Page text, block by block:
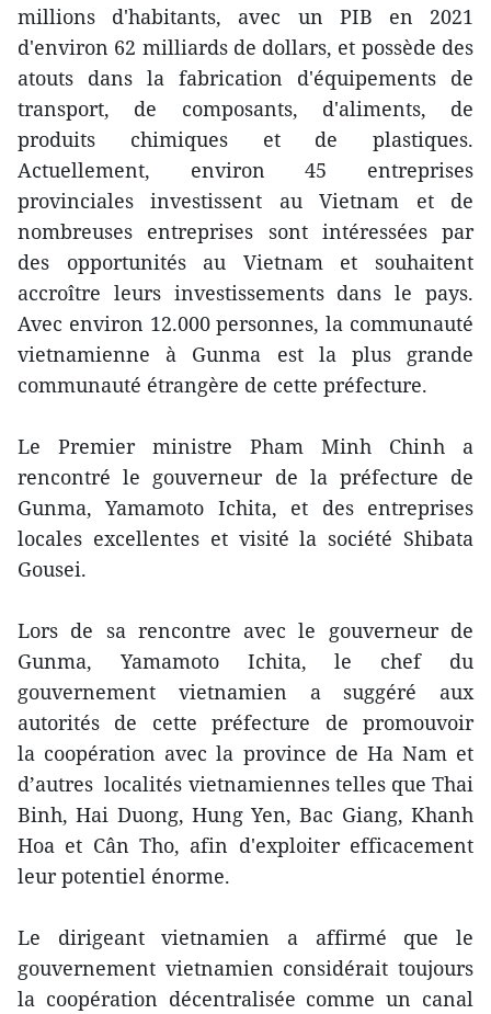
millions d'habitants, avec un PIB en 2021
d'environ 62 milliards de dollars, et possède des
atouts dans la fabrication d'équipements de
transport, de composants, d'aliments, de
produits chimiques et de plastiques.
Actuellement, environ 45 entreprises
provinciales investissent au Vietnam et de
nombreuses entreprises sont intéressées par
des opportunités au Vietnam et souhaitent
accroître leurs investissements dans le pays.
Avec environ 12.000 personnes, la communauté
vietnamienne à Gunma est la plus grande
communauté étrangère de cette préfecture.
Le Premier ministre Pham Minh Chinh a
rencontré le gouverneur de la préfecture de
Gunma, Yamamoto Ichita, et des entreprises
locales excellentes et visité la société Shibata
Gousei.
Lors de sa rencontre avec le gouverneur de
Gunma, Yamamoto Ichita, le chef du
gouvernement vietnamien a suggéré aux
autorités de cette préfecture de promouvoir
la coopération avec la province de Ha Nam et
d’autres localités vietnamiennes telles que Thai
Binh, Hai Duong, Hung Yen, Bac Giang, Khanh
Hoa et Cân Tho, afin d'exploiter efficacement
leur potentiel énorme.
Le dirigeant vietnamien a affirmé que le
gouvernement vietnamien considérait toujours
la coopération décentralisée comme un canal